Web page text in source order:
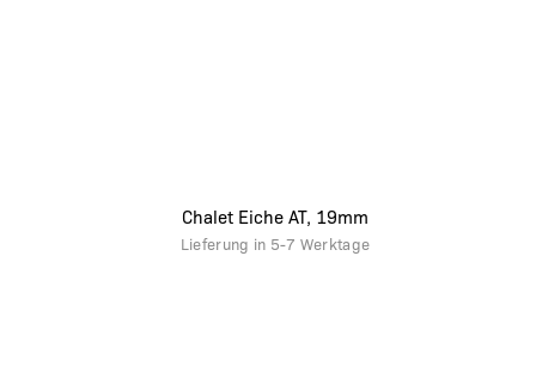
Chalet Eiche AT, 19mm
Lieferung in 5-7 Werktage